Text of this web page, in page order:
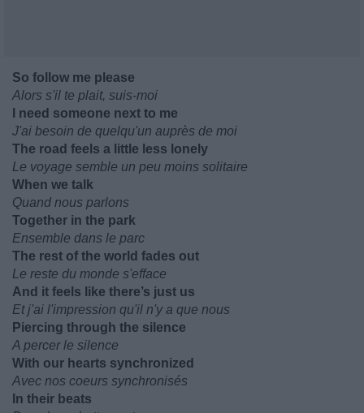
So follow me please
Alors s'il te plait, suis-moi
I need someone next to me
J'ai besoin de quelqu'un auprès de moi
The road feels a little less lonely
Le voyage semble un peu moins solitaire
When we talk
Quand nous parlons
Together in the park
Ensemble dans le parc
The rest of the world fades out
Le reste du monde s'efface
And it feels like there’s just us
Et j'ai l'impression qu'il n'y a que nous
Piercing through the silence
A percer le silence
With our hearts synchronized
Avec nos coeurs synchronisés
In their beats